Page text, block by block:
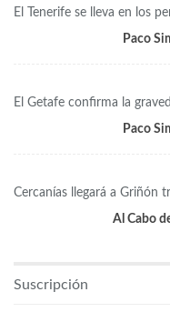
El Tenerife se lleva en los
Paco
El Getafe confirma la
Paco
Cercanías llegará a Griñón
Suscripción